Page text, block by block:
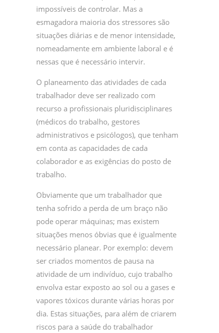
impossíveis de controlar. Mas a
esmagadora maioria dos stressores são
situações diárias e de menor intensidade,
nomeadamente em ambiente laboral e é
nessas que é necessário intervir.
O planeamento das atividades de cada
trabalhador deve ser realizado com
recurso a profissionais pluridisciplinares
(médicos do trabalho, gestores
administrativos e psicólogos), que tenham
em conta as capacidades de cada
colaborador e as exigências do posto de
trabalho.
Obviamente que um trabalhador que
tenha sofrido a perda de um braço não
pode operar máquinas; mas existem
situações menos óbvias que é igualmente
necessário planear. Por exemplo: devem
ser criados momentos de pausa na
atividade de um indivíduo, cujo trabalho
envolva estar exposto ao sol ou a gases e
vapores tóxicos durante várias horas por
dia. Estas situações, para além de criarem
riscos para a saúde do trabalhador